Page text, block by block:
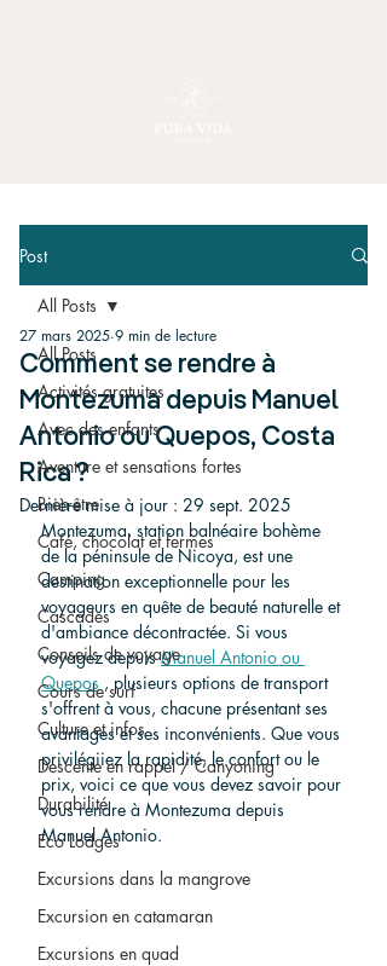
Post
All Posts
Activités gratuites
Avec des enfants
Aventure et sensations fortes
Bien-être
Café, chocolat et fermes
Camping
Cascades
Conseils de voyage
Cours de surf
Culture et infos
Descente en rappel / Canyoning
Durabilité
Eco Lodges
Excursions dans la mangrove
Excursion en catamaran
Excursions en quad
All Posts
Comment se rendre à
Montezuma depuis Manuel
Antonio ou Quepos, Costa
Rica ?
27 mars 2025 9 min de lecture
Dernière mise à jour : 29 sept. 2025
Montezuma, station balnéaire bohème
de la péninsule de Nicoya, est une
destination exceptionnelle pour les
voyageurs en quête de beauté naturelle et
d'ambiance décontractée. Si vous
voyagez depuis Manuel Antonio ou
Quepos , plusieurs options de transport
s'offrent à vous, chacune présentant ses
avantages et ses inconvénients. Que vous
privilégiiez la rapidité, le confort ou le
prix, voici ce que vous devez savoir pour
vous rendre à Montezuma depuis
Manuel Antonio.